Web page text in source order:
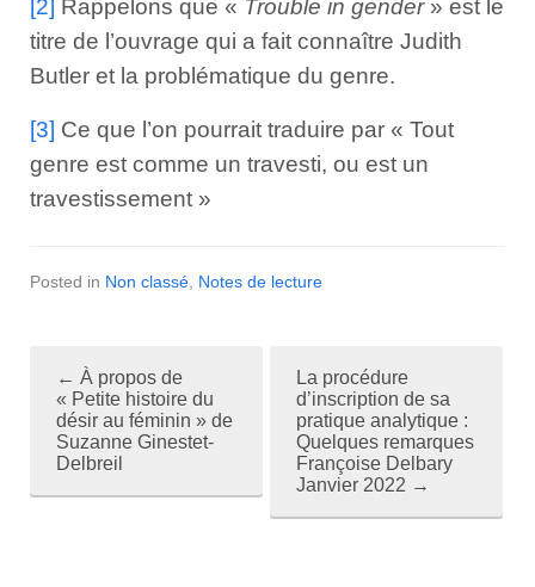
[2] Rappelons que « Trouble in gender» est le
titre de l’ouvrage qui a fait connaître Judith
Butler et la problématique du genre.
[3] Ce que l’on pourrait traduire par « Tout
genre est comme un travesti, ou est un
travestissement »
Posted in Non classé Notes de lecture
← À propos de
« Petite histoire du
désir au féminin » de
Suzanne Ginestet-
Delbreil
La procédure
d’inscription de sa
pratique analytique :
Quelques remarques
Françoise Delbary
Janvier 2022 →